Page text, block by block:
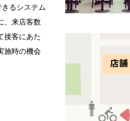
るシステム
、来店客数
接客にあた
施時の機会